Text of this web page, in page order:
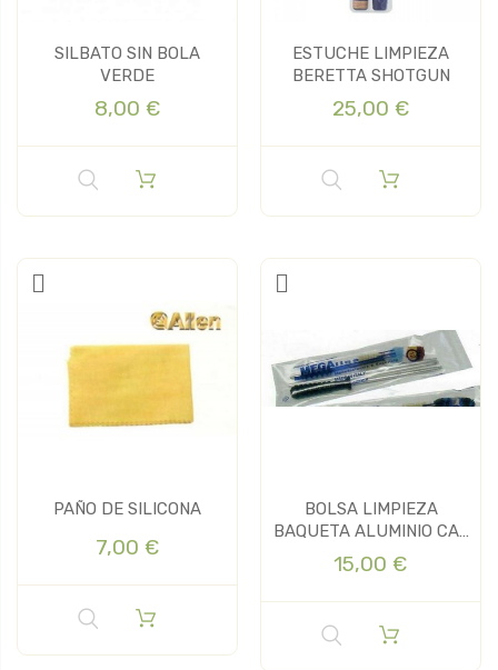
SILBATO SIN BOLA
VERDE
8,00 €
ESTUCHE LIMPIEZA
BERETTA SHOTGUN
25,00 €
PAÑO DE SILICONA
7,00 €
BOLSA LIMPIEZA
BAQUETA ALUMINIO CAL
410
15,00 €